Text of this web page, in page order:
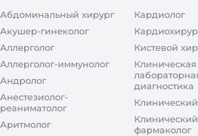
Абдоминальный хирург
Акушер-гинеколог
Аллерголог
Аллерголог-иммунолог
Андролог
Анестезиолог-
реаниматолог
Аритмолог
Кардиолог
Кистевой
Клиническая
диагностика
Клинический
фармаколог